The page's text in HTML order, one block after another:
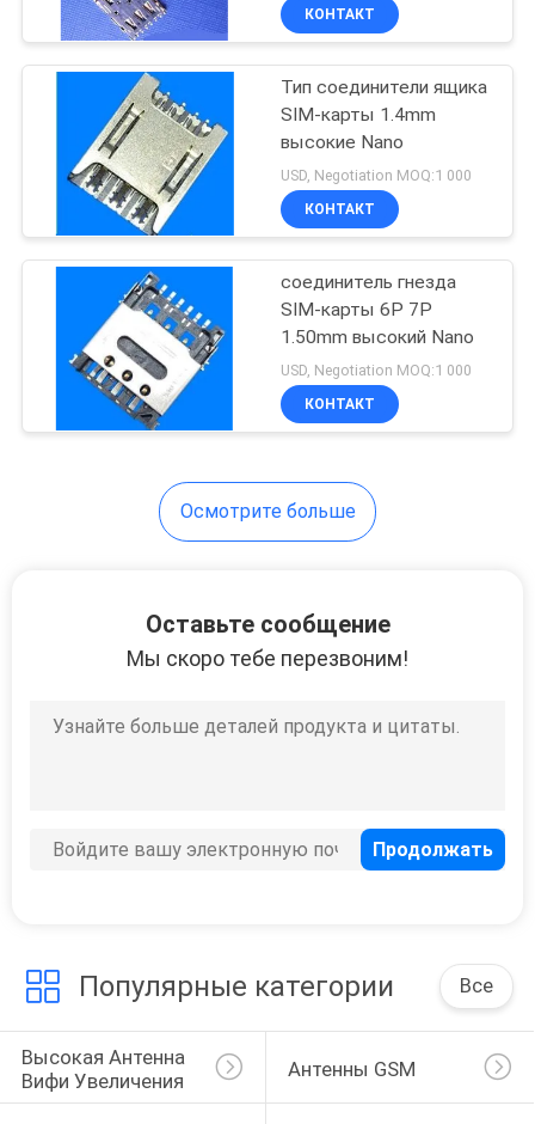
проводка провода
кабеля
128
Соединители SIM-
11
Соединители
смарт-карты
машины собрания
2
КОНТАКТ
Тип соединители ящика
SIM-карты 1.4mm
высокие Nano
USD, Negotiation MOQ:1 000
КОНТАКТ
соединитель гнезда
SIM-карты 6P 7P
1.50mm высокий Nano
USD, Negotiation MOQ:1 000
КОНТАКТ
Осмотрите больше
Оставьте сообщение
Мы скоро тебе перезвоним!
Популярные категории Все
Высокая Антенна
Вифи Увеличения
Антенны GSM